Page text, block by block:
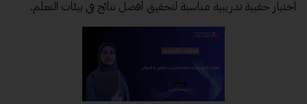
اختيار حقيبة تدريبية مناسبة لتحقيق أفضل نتائج في بيئات التعلم.